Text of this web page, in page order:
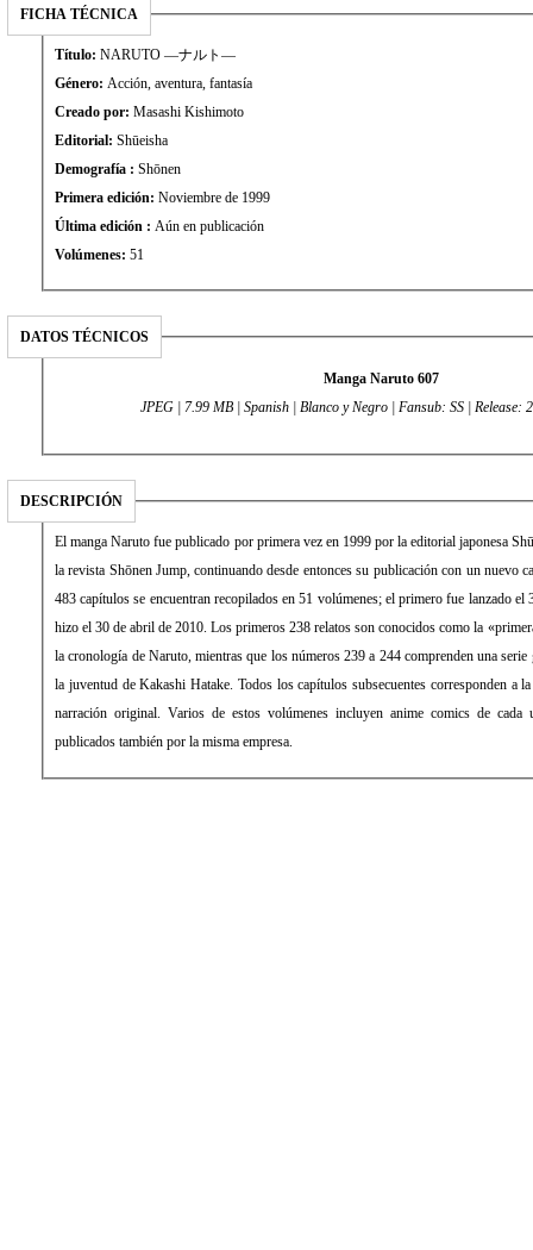
FICHA TÉCNICA
Título: NARUTO —ナルト—
Género: Acción, aventura, fantasía
Creado por: Masashi Kishimoto
Editorial: Shūeisha
Demografía : Shōnen
Primera edición: Noviembre de 1999
Última edición : Aún en publicación
Volúmenes: 51
DATOS TÉCNICOS
Manga Naruto 607
JPEG | 7.99 MB | Spanish | Blanco y Negro | Fansub: SS |
DESCRIPCIÓN
El manga Naruto fue publicado por primera vez en 1999 por la editorial japonesa
la revista Shōnen Jump, continuando desde entonces su publicación con un nuevo capítulo por semana. Los primeros
483 capítulos se encuentran recopilados en 51 volúmenes; el primero fue lanzado
hizo el 30 de abril de 2010. Los primeros 238 relatos son conocidos como la «primera parte» y constituyen el inicio de
la cronología de Naruto, mientras que los números 239 a 244 comprenden una serie gaiden enfocada
la juventud de Kakashi Hatake. Todos los capítulos subsecuentes corresponden a
narración original. Varios de estos volúmenes incluyen anime comics de
publicados también por la misma empresa.